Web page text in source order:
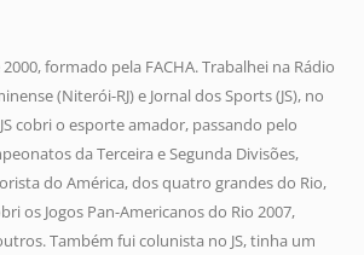
formado pela FACHA. Trabalhei na Rádio
(Niterói-RJ) e Jornal dos Sports (JS), no
JS cobri o esporte amador, passando pelo
da Terceira e Segunda Divisões,
do América, dos quatro grandes do Rio,
os Jogos Pan-Americanos do Rio 2007,
Também fui colunista no JS, tinha um